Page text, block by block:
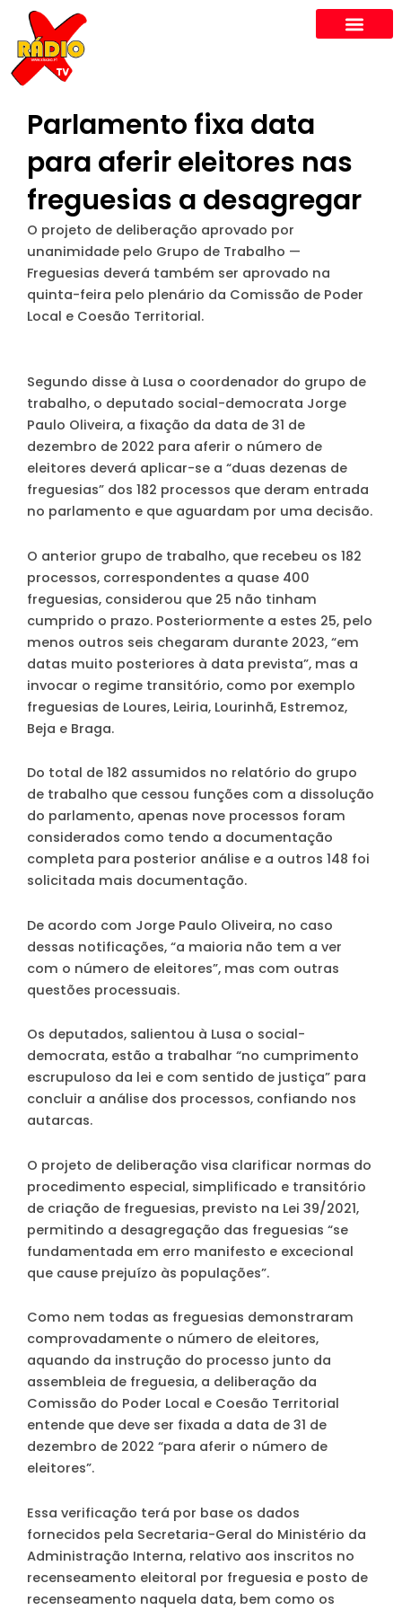
content
Parlamento fixa data
para aferir eleitores nas
freguesias a desagregar
O projeto de deliberação aprovado por
unanimidade pelo Grupo de Trabalho —
Freguesias deverá também ser aprovado na
quinta-feira pelo plenário da Comissão de Poder
Local e Coesão Territorial.
Segundo disse à Lusa o coordenador do grupo de
trabalho, o deputado social-democrata Jorge
Paulo Oliveira, a fixação da data de 31 de
dezembro de 2022 para aferir o número de
eleitores deverá aplicar-se a “duas dezenas de
freguesias” dos 182 processos que deram entrada
no parlamento e que aguardam por uma decisão.
O anterior grupo de trabalho, que recebeu os 182
processos, correspondentes a quase 400
freguesias, considerou que 25 não tinham
cumprido o prazo. Posteriormente a estes 25, pelo
menos outros seis chegaram durante 2023, “em
datas muito posteriores à data prevista”, mas a
invocar o regime transitório, como por exemplo
freguesias de Loures, Leiria, Lourinhã, Estremoz,
Beja e Braga.
Do total de 182 assumidos no relatório do grupo
de trabalho que cessou funções com a dissolução
do parlamento, apenas nove processos foram
considerados como tendo a documentação
completa para posterior análise e a outros 148 foi
solicitada mais documentação.
De acordo com Jorge Paulo Oliveira, no caso
dessas notificações, “a maioria não tem a ver
com o número de eleitores”, mas com outras
questões processuais.
Os deputados, salientou à Lusa o social-
democrata, estão a trabalhar “no cumprimento
escrupuloso da lei e com sentido de justiça” para
concluir a análise dos processos, confiando nos
autarcas.
O projeto de deliberação visa clarificar normas do
procedimento especial, simplificado e transitório
de criação de freguesias, previsto na Lei 39/2021,
permitindo a desagregação das freguesias “se
fundamentada em erro manifesto e excecional
que cause prejuízo às populações”.
Como nem todas as freguesias demonstraram
comprovadamente o número de eleitores,
aquando da instrução do processo junto da
assembleia de freguesia, a deliberação da
Comissão do Poder Local e Coesão Territorial
entende que deve ser fixada a data de 31 de
dezembro de 2022 “para aferir o número de
eleitores”.
Essa verificação terá por base os dados
fornecidos pela Secretaria-Geral do Ministério da
Administração Interna, relativo aos inscritos no
recenseamento eleitoral por freguesia e posto de
recenseamento naquela data, bem como os